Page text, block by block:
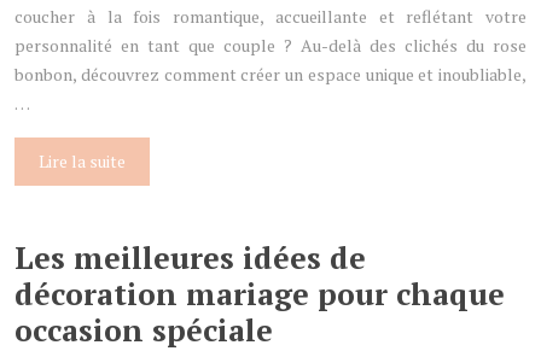
coucher à la fois romantique, accueillante et reflétant votre
personnalité en tant que couple ? Au-delà des clichés du rose
bonbon, découvrez comment créer un espace unique et inoubliable,
…
Lire la suite
Les meilleures idées de
décoration mariage pour chaque
occasion spéciale